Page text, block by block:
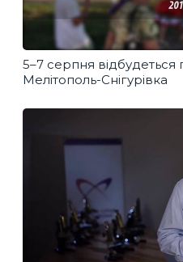
5–7 серпня відбудеться
Мелітополь-Снігурівка